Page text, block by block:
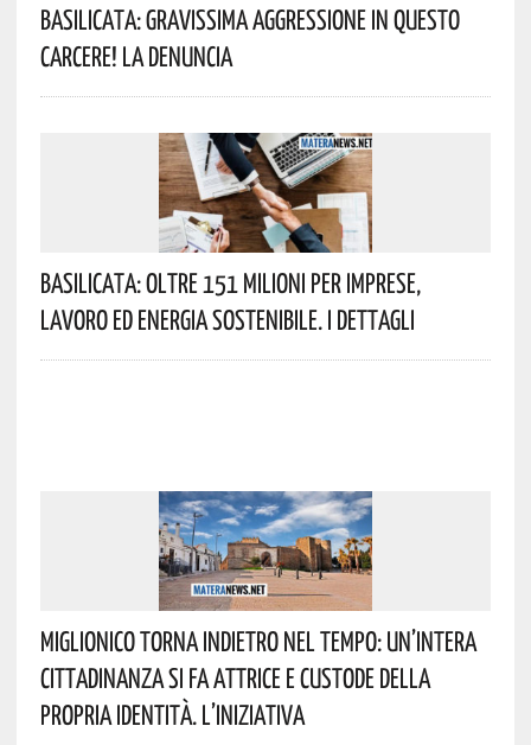
Basilicata: Gravissima Aggressione In Questo
Carcere! La Denuncia
Basilicata: Oltre 151 Milioni Per Imprese,
Lavoro Ed Energia Sostenibile. I Dettagli
Miglionico Torna Indietro Nel Tempo: Un’intera
Cittadinanza Si Fa Attrice E Custode Della
Propria Identità. L’iniziativa